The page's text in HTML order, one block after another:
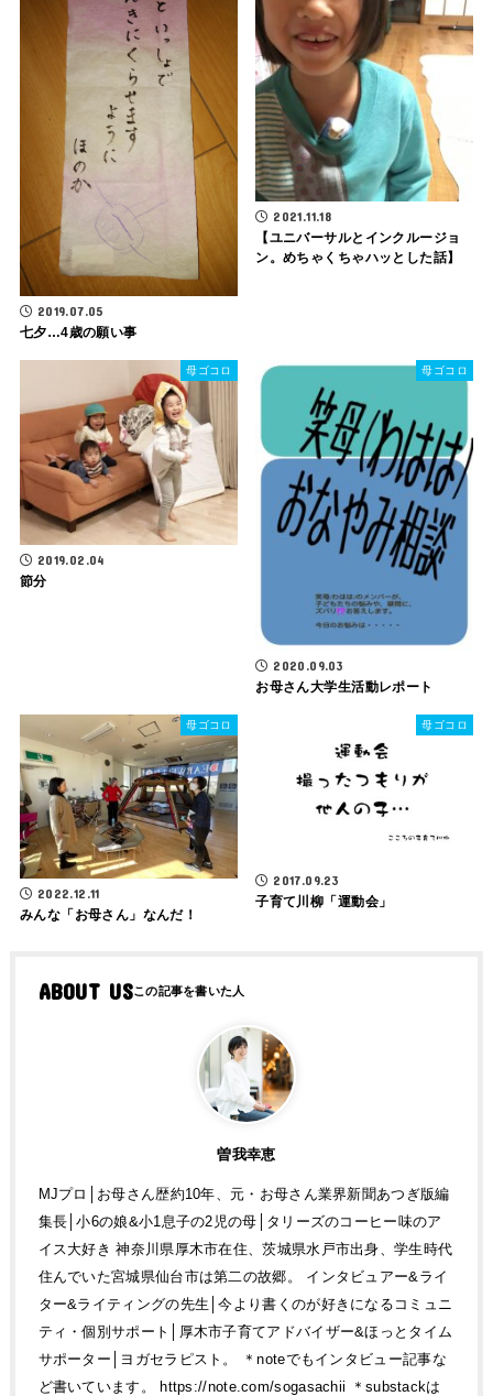
2019.07.05
七夕…4歳の願い事
2021.11.18
【ユニバーサルとインクルージョ
ン。めちゃくちゃハッとした話】
母ゴコロ
2019.02.04
節分
母ゴコロ
2020.09.03
お母さん大学生活動レポート
母ゴコロ
2022.12.11
みんな「お母さん」なんだ！
母ゴコロ
2017.09.23
子育て川柳「運動会」
ABOUT US
曽我幸恵
MJプロ│お母さん歴約10年、元・お母さん業界新聞あつぎ版編
集長│小6の娘&小1息子の2児の母│タリーズのコーヒー味のア
イス大好き 神奈川県厚木市在住、茨城県水戸市出身、学生時代
住んでいた宮城県仙台市は第二の故郷。 インタビュアー&ライ
ター&ライティングの先生│今より書くのが好きになるコミュニ
ティ・個別サポート│厚木市子育てアドバイザー&ほっとタイム
サポーター│ヨガセラピスト。 ＊noteでもインタビュー記事な
ど書いています。 https://note.com/sogasachii ＊substackは